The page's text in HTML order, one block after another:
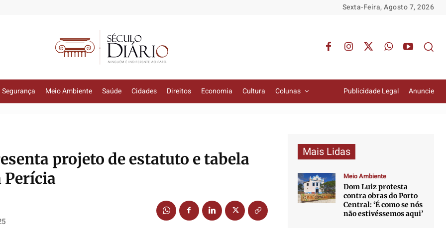
Sexta-Feira, Agosto 7, 2026
Segurança Meio Ambiente Saúde Cidades Direitos Economia Cultura Colunas Publicidade Legal Anuncie
projeto de estatuto e tabela
Perícia
Mais Lidas
Meio Ambiente
Dom Luiz protesta
contra obras do Porto
Central: ‘É como se nós
não estivéssemos aqui’